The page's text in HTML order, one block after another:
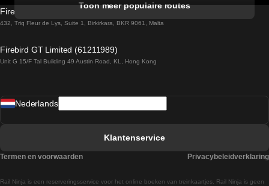
Treinen van Sevilla naar Barcelona
Treinen van Praag naar Wenen
Toon meer populaire routes
Firebird GT Limited (OC 1451)
432, Triq Fleur de Lys, Suite 1, Birkirkara, BKR 9061, Malta
Firebird GT Limited (61211989)
Unit G 15/F Tal Building 49 Austin Road, KL, Hong Kong
Rail Ninja is een reserveringsservice voor het online boeken van treinkaartjes. Rail Ninja is geen
Nederlands
Klantenservice
Termen en voorwaarden Privacybeleidverklaring